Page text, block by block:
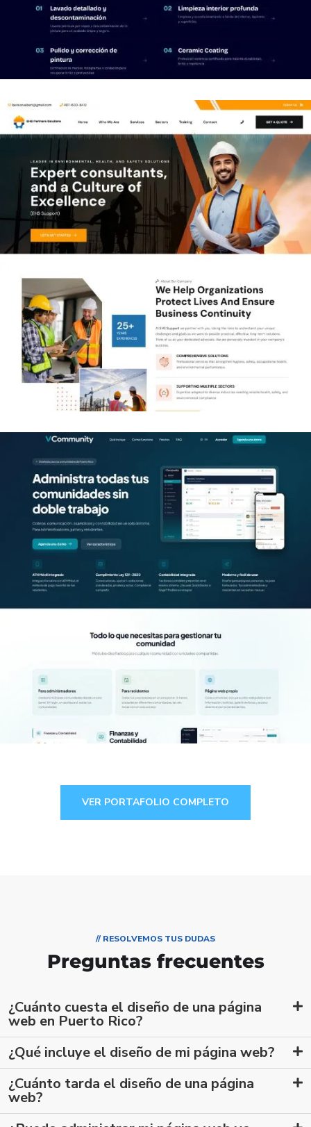
Diseño de página web en Puerto
Rico para Asicalao Detailing by Will
PÁGINAS WEB
Diseño de página web en Puerto
Rico para EHS Partners Solutions
PÁGINAS WEB
Desarrollo de aplicación web en
Puerto Rico para VCommunity
(Plataforma SaaS para
comunidades)
VER PORTAFOLIO COMPLETO
// RESOLVEMOS TUS DUDAS
Preguntas frecuentes
¿Cuánto cuesta el diseño de una página
web en Puerto Rico?
¿Qué incluye el diseño de mi página web?
¿Cuánto tarda el diseño de una página
web?